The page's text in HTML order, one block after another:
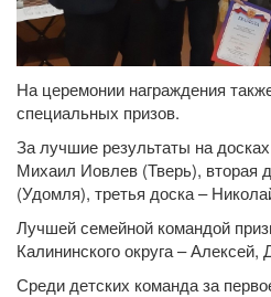
На церемонии награждения
специальных призов.
За лучшие результаты на
Михаил Иовлев (Тверь), вторая
(Удомля), третья доска –
Лучшей семейной командой
Калининского округа – Алексей,
Среди детских команда за